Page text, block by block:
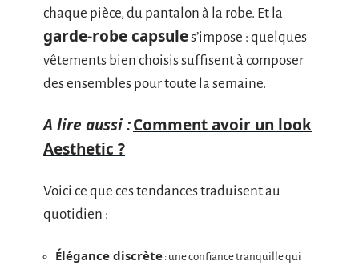
chaque pièce, du pantalon à la robe. Et la
garde-robe capsules’impose : quelques
vêtements bien choisis suffisent à composer
des ensembles pour toute la semaine.
A lire aussi :Comment avoir un look
Aesthetic ?
Voici ce que ces tendances traduisent au
quotidien :
Élégance discrète : une confiance tranquille qui